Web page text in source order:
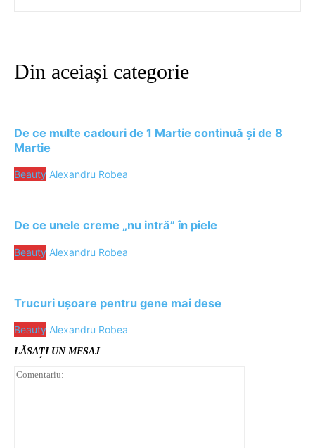
Din aceiași categorie
De ce multe cadouri de 1 Martie continuă și de 8
Martie
Beauty Alexandru Robea
De ce unele creme „nu intră” în piele
Beauty Alexandru Robea
Trucuri ușoare pentru gene mai dese
Beauty Alexandru Robea
LĂSAȚI UN MESAJ